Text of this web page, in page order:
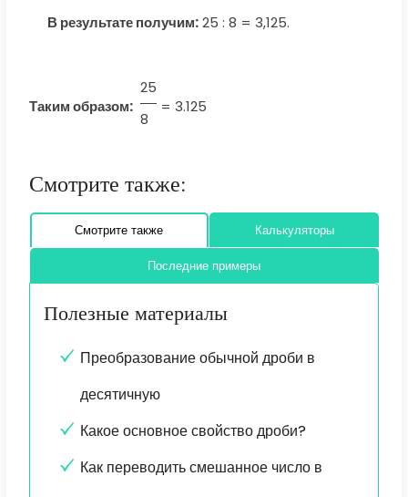
В результате получим:25 : 8 = 3,125.
Таким образом:
25
8
= 3.125
Смотрите также:
Смотрите также Калькуляторы
Последние примеры
Полезные материалы
Преобразование обычной дроби в
десятичную
Какое основное свойство дроби?
Как переводить смешанное число в